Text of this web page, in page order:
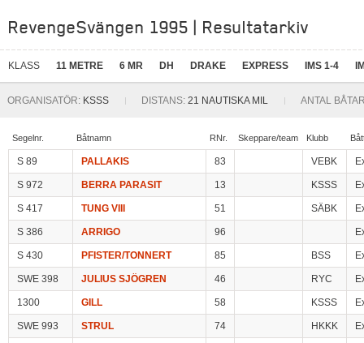
RevengeSvängen 1995 | Resultatarkiv
KLASS 11 METRE 6 MR DH DRAKE EXPRESS IMS 1-4
ORGANISATÖR: KSSS DISTANS: 21 NAUTISKA MIL ANTAL
Segelnr. Båtnamn RNr. Skeppare/team Klubb
S 89 PALLAKIS 83 VEBK
S 972 BERRA PARASIT 13 KSSS
S 417 TUNG VIII 51 SÄBK
S 386 ARRIGO 96
S 430 PFISTER/TONNERT 85 BSS
SWE 398 JULIUS SJÖGREN 46 RYC
1300 GILL 58 KSSS
SWE 993 STRUL 74 HKKK